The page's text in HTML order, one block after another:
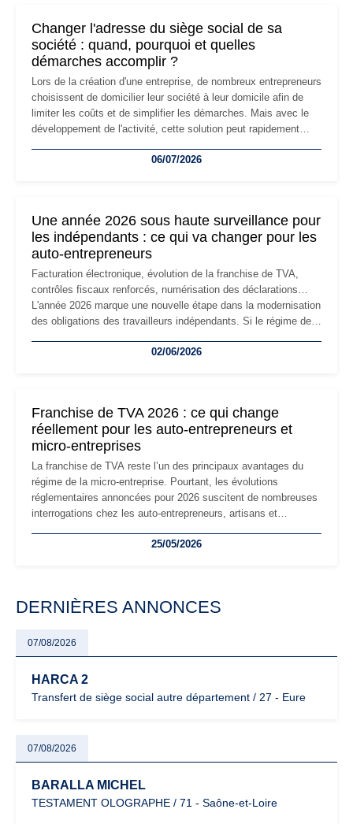
Changer l'adresse du siège social de sa
société : quand, pourquoi et quelles
démarches accomplir ?
Lors de la création d'une entreprise, de nombreux entrepreneurs
choisissent de domicilier leur société à leur domicile afin de
limiter les coûts et de simplifier les démarches. Mais avec le
développement de l'activité, cette solution peut rapidement
professionnels, recrutement, image de marque… Le
06/07/2026
Une année 2026 sous haute surveillance pour
les indépendants : ce qui va changer pour les
auto-entrepreneurs
Facturation électronique, évolution de la franchise de TVA,
contrôles fiscaux renforcés, numérisation des déclarations…
L'année 2026 marque une nouvelle étape dans la modernisation
des obligations des travailleurs indépendants. Si le régime de
les auto-entrepreneurs devront s'adapter à un environnement
02/06/2026
Franchise de TVA 2026 : ce qui change
réellement pour les auto-entrepreneurs et
micro-entreprises
La franchise de TVA reste l’un des principaux avantages du
régime de la micro-entreprise. Pourtant, les évolutions
réglementaires annoncées pour 2026 suscitent de nombreuses
interrogations chez les auto-entrepreneurs, artisans et
facturation ou risque de bascule vers la TVA : les règles
25/05/2026
DERNIÈRES ANNONCES
07/08/2026
HARCA 2
Transfert de siège social autre département / 27 - Eure
07/08/2026
BARALLA MICHEL
TESTAMENT OLOGRAPHE / 71 - Saône-et-Loire